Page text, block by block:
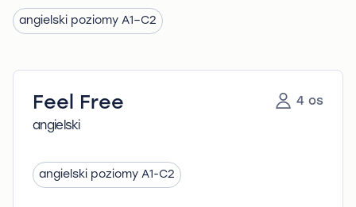
angielski poziomy A1–C2
Feel Free 4 os
angielski
angielski poziomy A1-C2